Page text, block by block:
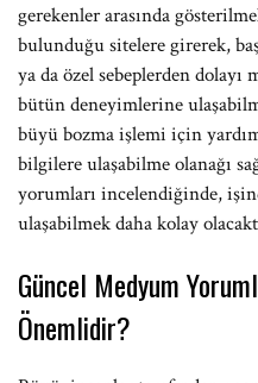
gerekenler arasında
bulunduğu sitelere girerek,
ya da özel sebeplerden
bütün deneyimlerine
büyü bozma işlemi için
bilgilere ulaşabilme olanağı
yorumları incelendiğinde,
ulaşabilmek daha kolay
Güncel Medyum
Önemlidir?